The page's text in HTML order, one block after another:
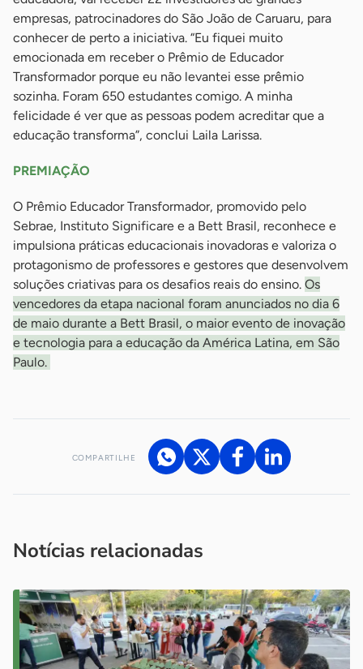
empresas, patrocinadores do São João de Caruaru, para
conhecer de perto a iniciativa. “Eu fiquei muito
emocionada em receber o Prêmio de Educador
Transformador porque eu não levantei esse prêmio
sozinha. Foram 650 estudantes comigo. A minha
felicidade é ver que as pessoas podem acreditar que a
educação transforma”, conclui Laila Larissa.
PREMIAÇÃO
O Prêmio Educador Transformador, promovido pelo
Sebrae, Instituto Significare e a Bett Brasil, reconhece e
impulsiona práticas educacionais inovadoras e valoriza o
protagonismo de professores e gestores que desenvolvem
soluções criativas para os desafios reais do ensino. Os
vencedores da etapa nacional foram anunciados no dia 6
de maio durante a Bett Brasil, o maior evento de inovação
e tecnologia para a educação da América Latina, em São
Paulo.
COMPARTILHE
Notícias relacionadas